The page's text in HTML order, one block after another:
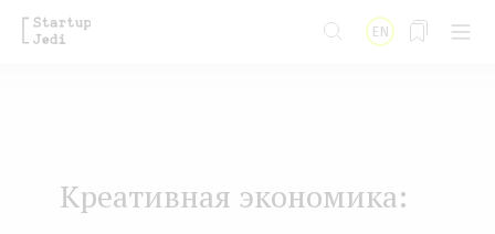
EN
Креативная экономика: